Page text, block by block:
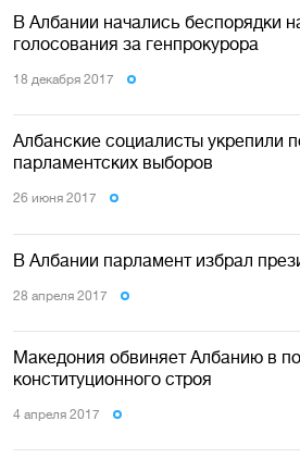
В Албании начались беспорядки
голосования за генпрокурора
18 декабря 2017
Албанские социалисты укрепили
парламентских выборов
26 июня 2017
В Албании парламент избрал
28 апреля 2017
Македония обвиняет Албанию в
конституционного строя
4 апреля 2017